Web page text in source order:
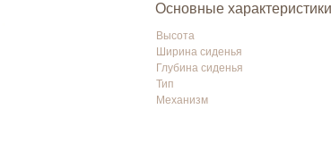
Основные характеристики
Высота
Ширина сиденья
Глубина сиденья
Тип
Механизм